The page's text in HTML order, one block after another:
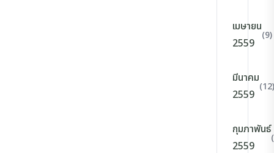
เมษายน
2559
(9)
มีนาคม
2559
(12)
กุมภาพันธ์
2559